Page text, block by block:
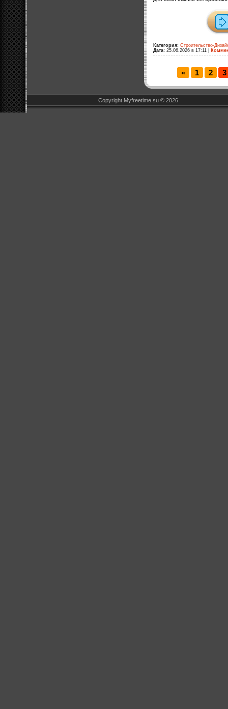
Категория: Строительство-
Дата: 25.06.2026 в 17:11
« 1 2 3
Copyright Myfreetime.su © 2026